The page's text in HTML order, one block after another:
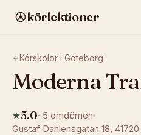
körlektioner
Körskolor i Göteborg
Moderna
5.0· 5 omdömen
Gustaf Dahlensgatan 18, 41720